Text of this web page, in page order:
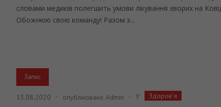
словами медиків полегшить умови лікування хворих на
Обожнюю свою команду! Разом з...
Запис
13.08.2020 опублікованоAdmin У Здоров'я